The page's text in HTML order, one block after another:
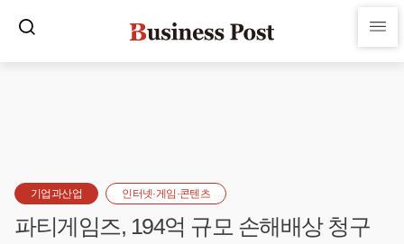
기업과산업 인터넷·게임·콘텐츠
파티게임즈, 194억 규모 손해배상 청구